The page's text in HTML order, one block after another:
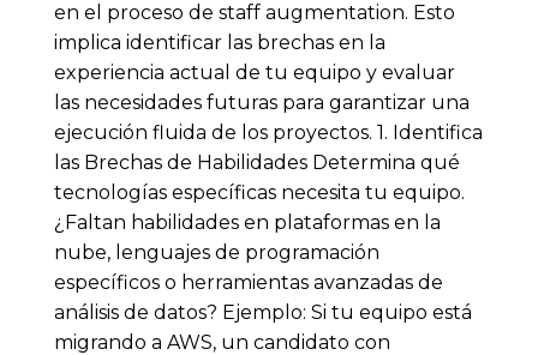
en el proceso de staff augmentation. Esto
implica identificar las brechas en la
experiencia actual de tu equipo y evaluar
las necesidades futuras para garantizar una
ejecución fluida de los proyectos. 1. Identifica
las Brechas de Habilidades Determina qué
tecnologías específicas necesita tu equipo.
¿Faltan habilidades en plataformas en la
nube, lenguajes de programación
específicos o herramientas avanzadas de
análisis de datos? Ejemplo: Si tu equipo está
migrando a AWS, un candidato con